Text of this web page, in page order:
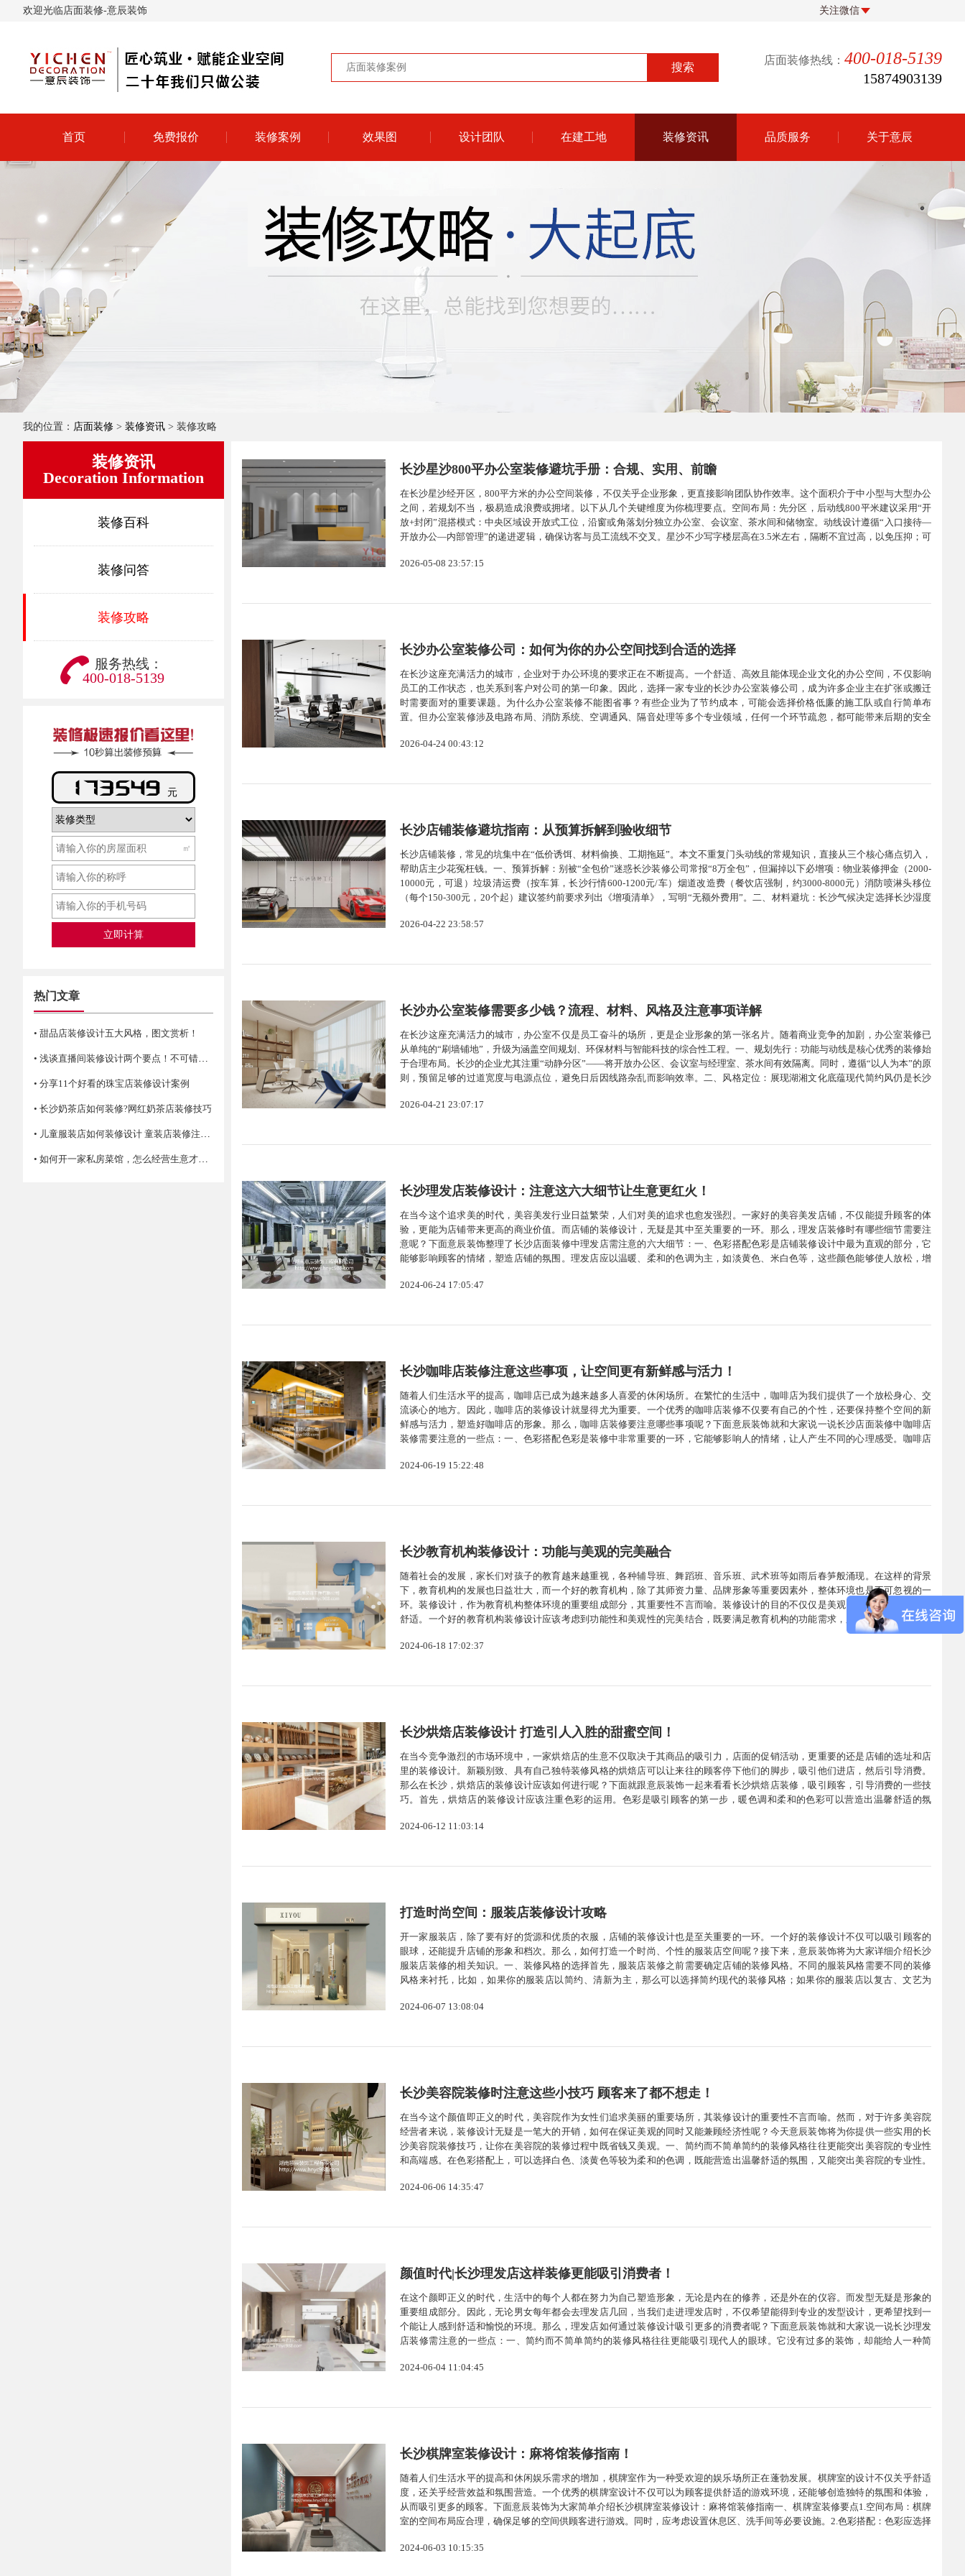
欢迎光临店面装修-意辰装饰 关注微信
店面装修热线： 400-018-5139
15874903139
首页 免费报价 装修案例 效果图 设计团队 在建工地 装修资讯 品质服务 关于意辰
我的位置： 店面装修 > 装修资讯 > 装修攻略
装修资讯
Decoration Information
装修百科
装修问答
装修攻略
服务热线：
400-018-5139
337678 元
㎡
热门文章
• 甜品店装修设计五大风格，图文赏析！
• 分享11个好看的珠宝店装修设计案例
• 长沙奶茶店如何装修?网红奶茶店装修技巧
长沙星沙800平办公室装修避坑手册：合规、实用、前瞻
在长沙星沙经开区，800平方米的办公空间装修，不仅关乎企业形象，更直接影响团队协作效率。这个面积介于中小型与大型办公
之间，若规划不当，极易造成浪费或拥堵。以下从几个关键维度为你梳理要点。空间布局：先分区，后动线800平米建议采用“开
放+封闭”混搭模式：中央区域设开放式工位，沿窗或角落划分独立办公室、会议室、茶水间和储物室。动线设计遵循“入口接待—
开放办公—内部管理”的递进逻辑，确保访客与员工流线不交叉。星沙不少写字楼层高在3.5米左右，隔断不宜过高，以免压抑；可
限，装修前必须向住...
2026-05-08 23:57:15
长沙办公室装修公司：如何为你的办公空间找到合适的选择
在长沙这座充满活力的城市，企业对于办公环境的要求正在不断提高。一个舒适、高效且能体现企业文化的办公空间，不仅影响
员工的工作状态，也关系到客户对公司的第一印象。因此，选择一家专业的长沙办公室装修公司，成为许多企业主在扩张或搬迁
时需要面对的重要课题。为什么办公室装修不能图省事？有些企业为了节约成本，可能会选择价格低廉的施工队或自行简单布
置。但办公室装修涉及电路布局、消防系统、空调通风、隔音处理等多个专业领域，任何一个环节疏忽，都可能带来后期的安全
沙选择装修公司时看什么？长沙的装修市场选择...
2026-04-24 00:43:12
长沙店铺装修避坑指南：从预算拆解到验收细节
长沙店铺装修，常见的坑集中在“低价诱饵、材料偷换、工期拖延”。本文不重复门头动线的常规知识，直接从三个核心痛点切入，
帮助店主少花冤枉钱。一、预算拆解：别被“全包价”迷惑长沙装修公司常报“8万全包”，但漏掉以下必增项：物业装修押金（2000-
10000元，可退）垃圾清运费（按车算，长沙行情600-1200元/车）烟道改造费（餐饮店强制，约3000-8000元）消防喷淋头移位
（每个150-300元，20个起）建议签约前要求列出《增项清单》，写明“无额外费用”。二、材料避坑：长沙气候决定选择长沙湿度
2026-04-22 23:58:57
长沙办公室装修需要多少钱？流程、材料、风格及注意事项详解
在长沙这座充满活力的城市，办公室不仅是员工奋斗的场所，更是企业形象的第一张名片。随着商业竞争的加剧，办公室装修已
从单纯的“刷墙铺地”，升级为涵盖空间规划、环保材料与智能科技的综合性工程。一、规划先行：功能与动线是核心优秀的装修始
于合理布局。长沙的企业尤其注重“动静分区”——将开放办公区、会议室与经理室、茶水间有效隔离。同时，遵循“以人为本”的原
则，预留足够的过道宽度与电源点位，避免日后因线路杂乱而影响效率。二、风格定位：展现湖湘文化底蕴现代简约风仍是长沙
文化格调。色彩上，采用“黑白灰...
2026-04-21 23:07:17
长沙理发店装修设计：注意这六大细节让生意更红火！
在当今这个追求美的时代，美容美发行业日益繁荣，人们对美的追求也愈发强烈。一家好的美容美发店铺，不仅能提升顾客的体
验，更能为店铺带来更高的商业价值。而店铺的装修设计，无疑是其中至关重要的一环。那么，理发店装修时有哪些细节需要注
意呢？下面意辰装饰整理了长沙店面装修中理发店需注意的六大细节：一、色彩搭配色彩是店铺装修设计中最为直观的部分，它
能够影响顾客的情绪，塑造店铺的氛围。理发店应以温暖、柔和的色调为主，如淡黄色、米白色等，这些颜色能够使人放松，增
合理的灯光设计能够让店铺充满温馨和活力。...
2024-06-24 17:05:47
长沙咖啡店装修注意这些事项，让空间更有新鲜感与活力！
随着人们生活水平的提高，咖啡店已成为越来越多人喜爱的休闲场所。在繁忙的生活中，咖啡店为我们提供了一个放松身心、交
流谈心的地方。因此，咖啡店的装修设计就显得尤为重要。一个优秀的咖啡店装修不仅要有自己的个性，还要保持整个空间的新
鲜感与活力，塑造好咖啡店的形象。那么，咖啡店装修要注意哪些事项呢？下面意辰装饰就和大家说一说长沙店面装修中咖啡店
装修需要注意的一些点：一、色彩搭配色彩是装修中非常重要的一环，它能够影响人的情绪，让人产生不同的心理感受。咖啡店
白色、灰色等为主色调，而复古风咖啡店则可...
2024-06-19 15:22:48
长沙教育机构装修设计：功能与美观的完美融合
随着社会的发展，家长们对孩子的教育越来越重视，各种辅导班、舞蹈班、音乐班、武术班等如雨后春笋般涌现。在这样的背景
下，教育机构的发展也日益壮大，而一个好的教育机构，除了其师资力量、品牌形象等重要因素外，整体环境也是不可忽视的一
环。装修设计，作为教育机构整体环境的重要组成部分，其重要性不言而喻。装修设计的目的不仅仅是美观，更重要的是实用和
舒适。一个好的教育机构装修设计应该考虑到功能性和美观性的完美结合，既要满足教育机构的功能需求，又要符合现代审美观
念，做到既实用又美观。下面长沙公装公司意辰装饰和大家简单介绍一下教育机构装修设计的一些事儿。一、空间布局空间布局
是装修设计的第一步，也是最重要的一步。教...
2024-06-18 17:02:37
长沙烘焙店装修设计 打造引人入胜的甜蜜空间！
在当今竞争激烈的市场环境中，一家烘焙店的生意不仅取决于其商品的吸引力，店面的促销活动，更重要的还是店铺的选址和店
里的装修设计。新颖别致、具有自己独特装修风格的烘焙店可以让来往的顾客停下他们的脚步，吸引他们进店，然后引导消费。
那么在长沙，烘焙店的装修设计应该如何进行呢？下面就跟意辰装饰一起来看看长沙烘焙店装修，吸引顾客，引导消费的一些技
巧。首先，烘焙店的装修设计应该注重色彩的运用。色彩是吸引顾客的第一步，暖色调和柔和的色彩可以营造出温馨舒适的氛
铺的布局和空间设计也非常重要。一个宽敞、明...
2024-06-12 11:03:14
打造时尚空间：服装店装修设计攻略
开一家服装店，除了要有好的货源和优质的衣服，店铺的装修设计也是至关重要的一环。一个好的装修设计不仅可以吸引顾客的
眼球，还能提升店铺的形象和档次。那么，如何打造一个时尚、个性的服装店空间呢？接下来，意辰装饰将为大家详细介绍长沙
服装店装修的相关知识。一、装修风格的选择首先，服装店装修之前需要确定店铺的装修风格。不同的服装风格需要不同的装修
风格来衬托，比如，如果你的服装店以简约、清新为主，那么可以选择简约现代的装修风格；如果你的服装店以复古、文艺为
装店装修设计中最为关键的一环，它可以直接影...
2024-06-07 13:08:04
长沙美容院装修时注意这些小技巧 顾客来了都不想走！
在当今这个颜值即正义的时代，美容院作为女性们追求美丽的重要场所，其装修设计的重要性不言而喻。然而，对于许多美容院
经营者来说，装修设计无疑是一笔大的开销，如何在保证美观的同时又能兼顾经济性呢？今天意辰装饰将为你提供一些实用的长
沙美容院装修技巧，让你在美容院的装修过程中既省钱又美观。一、简约而不简单简约的装修风格往往更能突出美容院的专业性
和高端感。在色彩搭配上，可以选择白色、淡黄色等较为柔和的色调，既能营造出温馨舒适的氛围，又能突出美容院的专业性。
为有限，因此，合理利用空间显得尤为重要。...
2024-06-06 14:35:47
颜值时代|长沙理发店这样装修更能吸引消费者！
在这个颜即正义的时代，生活中的每个人都在努力为自己塑造形象，无论是内在的修养，还是外在的仪容。而发型无疑是形象的
重要组成部分。因此，无论男女每年都会去理发店几回，当我们走进理发店时，不仅希望能得到专业的发型设计，更希望找到一
个能让人感到舒适和愉悦的环境。那么，理发店如何通过装修设计吸引更多的消费者呢？下面意辰装饰就和大家说一说长沙理发
店装修需注意的一些点：一、简约而不简单简约的装修风格往往更能吸引现代人的眼球。它没有过多的装饰，却能给人一种简
装修也更容易清洁和维护，给人一种卫生、安全...
2024-06-04 11:04:45
长沙棋牌室装修设计：麻将馆装修指南！
随着人们生活水平的提高和休闲娱乐需求的增加，棋牌室作为一种受欢迎的娱乐场所正在蓬勃发展。棋牌室的设计不仅关乎舒适
度，还关乎经营效益和氛围营造。一个优秀的棋牌室设计不仅可以为顾客提供舒适的游戏环境，还能够创造独特的氛围和体验，
从而吸引更多的顾客。下面意辰装饰为大家简单介绍长沙棋牌室装修设计：麻将馆装修指南一、棋牌室装修要点1.空间布局：棋牌
室的空间布局应合理，确保足够的空间供顾客进行游戏。同时，应考虑设置休息区、洗手间等必要设施。2.色彩搭配：色彩应选择
刺眼或暗淡。同时，应考虑设置...
2024-06-03 10:15:35